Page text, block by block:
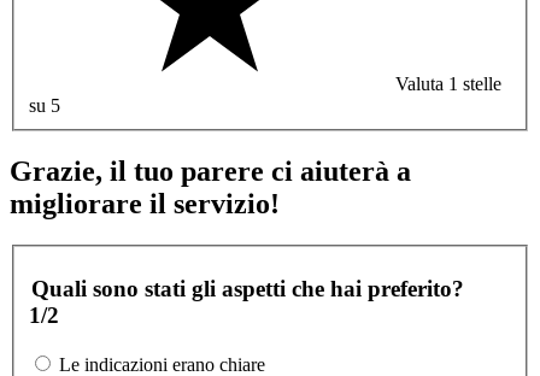
Valuta 1 stelle
su 5
Grazie, il tuo parere ci aiuterà a
migliorare il servizio!
Quali sono stati gli aspetti che hai preferito?
1/2
Le indicazioni erano chiare